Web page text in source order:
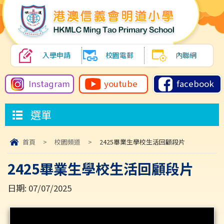
入學申請 校園電郵 內聯網
Instagram youtube facebook
選單
首頁 > 校園頻道 > 2425畢業生學校生活回顧段片
2425畢業生學校生活回顧段片
日期: 07/07/2025